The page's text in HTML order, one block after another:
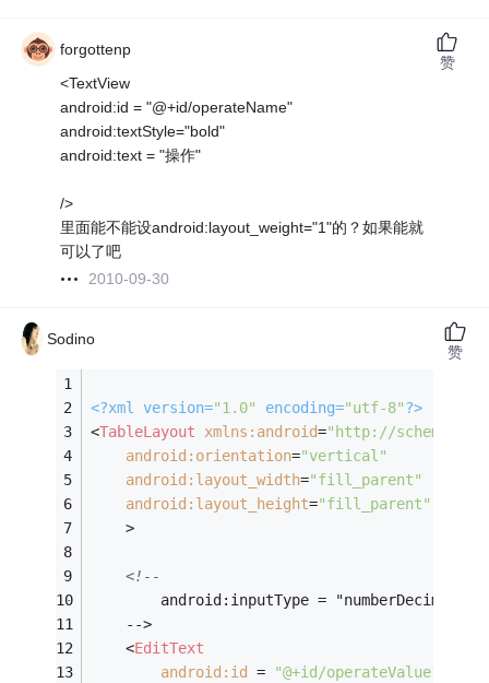
forgottenp
<TextView
android:id = "@+id/operateName"
android:textStyle="bold"
android:text = "操作"
/>
里面能不能设android:layout_weight="1"的？如果能就
可以了吧
2010-09-30
赞
Sodino
<?xml version="1.0" encoding="utf-8"?>
<TableLayout xmlns:android="http://
android:orientation="vertical"
android:layout_width="fill_parent"
android:layout_height="fill_parent"
    >
<!--
android:inputType = "numberDecimal"的
    -->
<EditText
android:id
=
"@+id/operateValue1"
赞